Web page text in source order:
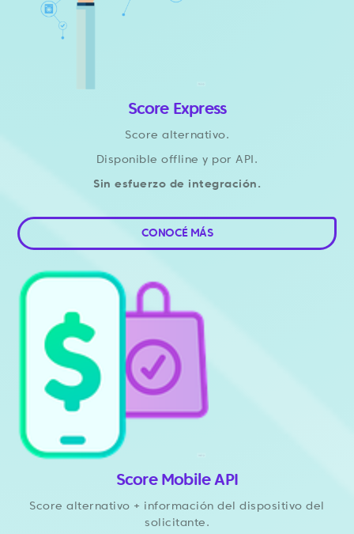
Score Express
Score alternativo.
Disponible offline y por API.
Sin esfuerzo de integración.
CONOCÉ MÁS
Score Mobile API
Score alternativo + información del dispositivo del
solicitante.